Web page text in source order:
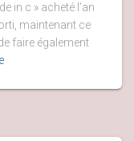
in c » acheté l’an
maintenant ce
faire également